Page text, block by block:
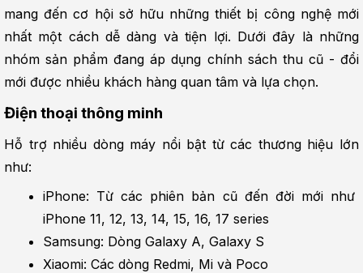
mang đến cơ hội sở hữu những thiết bị công nghệ mới
nhất một cách dễ dàng và tiện lợi. Dưới đây là những
nhóm sản phẩm đang áp dụng chính sách thu cũ - đổi
mới được nhiều khách hàng quan tâm và lựa chọn.
Điện thoại thông minh
Hỗ trợ nhiều dòng máy nổi bật từ các thương hiệu lớn
như:
iPhone: Từ các phiên bản cũ đến đời mới như
iPhone 11, 12, 13, 14, 15, 16, 17 series
Samsung: Dòng Galaxy A, Galaxy S
Xiaomi: Các dòng Redmi, Mi và Poco